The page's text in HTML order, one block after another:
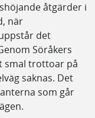
åtgärder i
när
det
Söråkers
smal trottoar på
saknas. Det
som går